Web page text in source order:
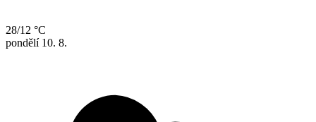
28/12 °C
pondělí 10. 8.